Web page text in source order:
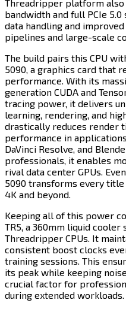
Threadripper platform
bandwidth and full PCIe
data handling and
pipelines and large-scale computational tasks.​​​​‌
The build pairs this CPU
5090, a graphics card that
performance. With its
generation CUDA and
tracing power, it delivers
learning, rendering, and
drastically reduces render
performance in
DaVinci Resolve, and
professionals, it enables
rival data center GPUs.
5090 transforms every
4K and beyond.​​​​‌ ‍ ​‍​‍‌‍ ‌ ​‍‌‍‍‌‌‍‌ ‌‍‍‌‌‍ ‍​‍​‍​ ‍‍​‍​‍‌ ​ ‌‍​‌‌‍ ‍‌‍‍‌‌ ‌​‌ ‍‌​‍ ‍‌‍‍‌‌‍ ​‍​‍​‍ ​​‍​‍‌‍‍​‌ ​‍‌‍‌‌‌‍‌‍​‍​‍​ ‍‍​‍​‍​‍ ‌‍​‌‌‍‌​‌‍ ‌‌‍‍‌‌‍ ‍​‍ ‌‍‍‌‌‍ ‍‌ ‌​‌‍‌‌‌‍ ‍‌ ‌​​‍ ‌‍‌‌‌‍‌​‌‍‍‌‌ ‌​​‍ ‌‍ ‌‌‍ ‌‍‌​‌‍‌‌​ ‌‌ ​​‌ ​‍‌‍‌‌‌ ​ ‌‍‌‌‌‍ ‍‌ ‌​‌‍​‌‌ ‌​‌‍‍‌‌‍ ‌‍ ‍​ ‍ ‌‍‍‌‌‍‌​​ ‌​ ‌ ​ ​ ‌‍‌‌​ ​ ​ ‌​‌‍‌‌​ ‌‍​ ‌‍​‍ ‌​ ‌‌​ ‌‌​ ‌ ​ ​​​‍ ‌​ ‌​​ ‌‍‌‍​ ‌‍​‍​‍ ‌‌‍​‍‌‍‌‍​ ‍​​ ‌ ​‍ ‌​ ​‍‌‍​ ​ ‌‌​ ‌​​ ‍‌​ ‌‌‌‍‌​​ ​ ​ ‌ ​ ‍​​ ‌‍​ ‌​​ ‍ ‌ ‌​‌ ‍‌‌ ​​‌‍‌‌​ ‌‌‍​‍‌ ‌‌‌‍‍‌‌‍ ​‌‍‌​​ ‍ ‌ ​​‌‍​‌‌ ‌​‌‍‍​​ ‌‌‍‍‌​ ​‌​ ‍​‌‍ ‍‌‌ ‌‍ ​‌‍ ‌‍ ‍‌‍‌ ‌‌ ‌‍‌​‌‍‌‌‌ ​ ‌‍​ ​‍‌‌​ ‌‌‌​​‍‌‌ ‌‍‍ ‌‍‌‌‌ ‍‌​‍‌‌​ ​ ‌​‌​​‍‌‌​ ​ ‌​‌​​‍‌‌​ ​‍​ ​‍‌‍‌‌‌‍ ‍​‍‌‌​ ​‍​ ​‍​‍‌‌​ ‌‌‌​‌​​‍ ‍‌ ‌‍‌‍​‌‌‍ ​‌ ‌‌‌‍‌‌​‍‌‌​ ‌‌‌​​‍‌‌ ‌‍‍ ‌‍‌‌‌ ‍‌​‍‌‌​ ​ ‌​‌​​‍‌‌​ ​ ‌​‌​​‍‌‌​ ​‍​ ​‍‌‍​‌​ ​‍​ ‌ ‌‍‌‍​ ‍‌​ ​‌‌‍‌‍‌‍‌‍​ ‌ ​ ‍​​ ​​​ ‍‌​‍‌‌​ ​‍​ ​‍​‍‌‌​ ‌‌‌​‌​​‍ ‍‌‍​ ‌‍‍​‌‍‍‌‌‍ ​‌‍‌​‌ ​‍‌‍‌‌‌‍ ‍​‍‌‌​ ‌‌‌​​‍‌‌ ‌‍‍ ‌‍‌‌‌ ‍‌​‍‌‌​ ​ ‌​‌​​‍‌‌​ ​ ‌​‌​​‍‌‌​ ​‍​ ​‍​ ‌‌‌‍‌‌​ ‌‌​ ​ ​ ‍​‌‍​ ​ ‍​‌‍​‌‌‍‌​‌‍‌​​ ​‌​ ‍‌​‍‌‌​ ​‍​ ​‍​‍‌‌​ ‌‌‌​‌​​‍ ‍‌ ‌​‌‍‌‌‌ ‍​‌ ‌​​ ‌‍​‍‌‍​‌‌ ​ ‌‍‌‌‌‌‌‌‌ ​‍‌‍ ​​ ‌​‍‌‌​ ​‍‌​‌‍‌‍​‌‌‍‌​‌‍ ‌‌‍‍‌‌‍ ‍​‍‌‍‌‍‍‌‌‍‌​​ ‌​ ‌ ​ ​ ‌‍‌‌​ ​ ​ ‌​‌‍‌‌​ ‌‍​ ‌‍​‍ ‌​ ‌‌​ ‌‌​ ‌ ​ ​​​‍ ‌​ ‌​​ ‌‍‌‍​ ‌‍​‍​‍ ‌‌‍​‍‌‍‌‍​ ‍​​ ‌ ​‍ ‌​ ​‍‌‍​ ​ ‌‌​ ‌​​ ‍‌​ ‌‌‌‍‌​​ ​ ​ ‌ ​ ‍​​ ‌‍​ ‌​​‍‌‍‌ ‌​‌ ‍‌‌ ​​‌‍‌‌​ ‌‌‍​‍‌ ‌‌‌‍‍‌‌‍ ​‌‍‌​​‍‌‍‌ ​​‌‍​‌‌ ‌​‌‍‍​​ ‌‌‍‍‌​ ​‌​ ‍​‌‍ ‍‌‌ ‌‍ ​‌‍ ‌‍ ‍‌‍‌ ‌‌ ‌‍‌​‌‍‌‌‌ ​ ‌‍​ ​‍‌‌​ ‌‌‌​​‍‌‌ ‌‍‍ ‌‍‌‌‌ ‍‌​‍‌‌​ ​ ‌​‌​​‍‌‌​ ​ ‌​‌​​‍‌‌​ ​‍​ ​‍‌‍‌‌‌‍ ‍​‍‌‌​ ​‍​ ​‍​‍‌‌​ ‌‌‌​‌​​‍ ‍‌ ‌‍‌‍​‌‌‍ ​‌ ‌‌‌‍‌‌​‍‌‌​ ‌‌‌​​‍‌‌ ‌‍‍ ‌‍‌‌‌ ‍‌​‍‌‌​ ​ ‌​‌​​‍‌‌​ ​ ‌​‌​​‍‌‌​ ​‍​ ​‍‌‍​‌​ ​‍​ ‌ ‌‍‌‍​ ‍‌​ ​‌‌‍‌‍‌‍‌‍​ ‌ ​ ‍​​ ​​​ ‍‌​‍‌‌​ ​‍​ ​‍​‍‌‌​ ‌‌‌​‌​​‍ ‍‌‍​ ‌‍‍​‌‍‍‌‌‍ ​‌‍‌​‌ ​‍‌‍‌‌‌‍ ‍​‍‌‌​ ‌‌‌​​‍‌‌ ‌‍‍ ‌‍‌‌‌ ‍‌​‍‌‌​ ​ ‌​‌​​‍‌‌​ ​ ‌​‌​​‍‌‌​ ​‍​ ​‍​ ‌‌‌‍‌‌​ ‌‌​ ​ ​ ‍​‌‍​ ​ ‍​‌‍​‌‌‍‌​‌‍‌​​ ​‌​ ‍‌​‍‌‌​ ​‍​ ​‍​‍‌‌​ ‌‌‌​‌​​‍ ‍‌ ‌​‌‍‌‌‌ ‍​‌ ‌​​‍‌‍‌ ​​‌‍‌‌‌ ​‍‌ ​ ‌ ​​‌‍‌‌‌‍​ ‌ ‌​‌‍‍‌‌ ‌‍‌‍‌‌​ ‌‌ ​​‌ ‌‌‌‍​‍‌‍ ​‌‍‍‌‌ ​ ‌‍‍​‌‍‌‌‌‍‌​​‍​‍‌ ‌
Keeping all of this power
TR5, a 360mm liquid
Threadripper CPUs. It
consistent boost clocks
training sessions. This
its peak while keeping
crucial factor for
during extended workloads.​​​​‌ ‍ ​‍​‍‌‍ ‌ ​‍‌‍‍‌‌‍‌ ‌‍‍‌‌‍ ‍​‍​‍​ ‍‍​‍​‍‌ ​ ‌‍​‌‌‍ ‍‌‍‍‌‌ ‌​‌ ‍‌​‍ ‍‌‍‍‌‌‍ ​‍​‍​‍ ​​‍​‍‌‍‍​‌ ​‍‌‍‌‌‌‍‌‍​‍​‍​ ‍‍​‍​‍​‍ ‌‍​‌‌‍‌​‌‍ ‌‌‍‍‌‌‍ ‍​‍ ‌‍‍‌‌‍ ‍‌ ‌​‌‍‌‌‌‍ ‍‌ ‌​​‍ ‌‍‌‌‌‍‌​‌‍‍‌‌ ‌​​‍ ‌‍ ‌‌‍ ‌‍‌​‌‍‌‌​ ‌‌ ​​‌ ​‍‌‍‌‌‌ ​ ‌‍‌‌‌‍ ‍‌ ‌​‌‍​‌‌ ‌​‌‍‍‌‌‍ ‌‍ ‍​ ‍ ‌‍‍‌‌‍‌​​ ‌​ ‌ ​ ​ ‌‍‌‌​ ​ ​ ‌​‌‍‌‌​ ‌‍​ ‌‍​‍ ‌​ ‌‌​ ‌‌​ ‌ ​ ​​​‍ ‌​ ‌​​ ‌‍‌‍​ ‌‍​‍​‍ ‌‌‍​‍‌‍‌‍​ ‍​​ ‌ ​‍ ‌​ ​‍‌‍​ ​ ‌‌​ ‌​​ ‍‌​ ‌‌‌‍‌​​ ​ ​ ‌ ​ ‍​​ ‌‍​ ‌​​ ‍ ‌ ‌​‌ ‍‌‌ ​​‌‍‌‌​ ‌‌‍​‍‌ ‌‌‌‍‍‌‌‍ ​‌‍‌​​ ‍ ‌ ​​‌‍​‌‌ ‌​‌‍‍​​ ‌‌‍‍‌​ ​‌​ ‍​‌‍ ‍‌‌ ‌‍ ​‌‍ ‌‍ ‍‌‍‌ ‌‌ ‌‍‌​‌‍‌‌‌ ​ ‌‍​ ​‍‌‌​ ‌‌‌​​‍‌‌ ‌‍‍ ‌‍‌‌‌ ‍‌​‍‌‌​ ​ ‌​‌​​‍‌‌​ ​ ‌​‌​​‍‌‌​ ​‍​ ​‍‌‍‌‌‌‍ ‍​‍‌‌​ ​‍​ ​‍​‍‌‌​ ‌‌‌​‌​​‍ ‍‌ ‌‍‌‍​‌‌‍ ​‌ ‌‌‌‍‌‌​‍‌‌​ ‌‌‌​​‍‌‌ ‌‍‍ ‌‍‌‌‌ ‍‌​‍‌‌​ ​ ‌​‌​​‍‌‌​ ​ ‌​‌​​‍‌‌​ ​‍​ ​‍​ ‌​​ ‌‍‌‍​‌​ ​‌​ ‌​‌‍‌‌​ ​‌‌‍‌​​ ​‌​ ‌ ‌‍‌‌​ ‌‌​‍‌‌​ ​‍​ ​‍​‍‌‌​ ‌‌‌​‌​​‍ ‍‌‍​ ‌‍‍​‌‍‍‌‌‍ ​‌‍‌​‌ ​‍‌‍‌‌‌‍ ‍​‍‌‌​ ‌‌‌​​‍‌‌ ‌‍‍ ‌‍‌‌‌ ‍‌​‍‌‌​ ​ ‌​‌​​‍‌‌​ ​ ‌​‌​​‍‌‌​ ​‍​ ​‍​ ‌‌​ ‌​‌‍​‍‌‍​‌​ ‌ ​ ‍‌​ ​ ​ ​ ‌‍‌​​ ‍‌​ ‌​​ ​​​‍‌‌​ ​‍​ ​‍​‍‌‌​ ‌‌‌​‌​​‍ ‍‌ ‌​‌‍‌‌‌ ‍​‌ ‌​​ ‌‍​‍‌‍​‌‌ ​ ‌‍‌‌‌‌‌‌‌ ​‍‌‍ ​​ ‌​‍‌‌​ ​‍‌​‌‍‌‍​‌‌‍‌​‌‍ ‌‌‍‍‌‌‍ ‍​‍‌‍‌‍‍‌‌‍‌​​ ‌​ ‌ ​ ​ ‌‍‌‌​ ​ ​ ‌​‌‍‌‌​ ‌‍​ ‌‍​‍ ‌​ ‌‌​ ‌‌​ ‌ ​ ​​​‍ ‌​ ‌​​ ‌‍‌‍​ ‌‍​‍​‍ ‌‌‍​‍‌‍‌‍​ ‍​​ ‌ ​‍ ‌​ ​‍‌‍​ ​ ‌‌​ ‌​​ ‍‌​ ‌‌‌‍‌​​ ​ ​ ‌ ​ ‍​​ ‌‍​ ‌​​‍‌‍‌ ‌​‌ ‍‌‌ ​​‌‍‌‌​ ‌‌‍​‍‌ ‌‌‌‍‍‌‌‍ ​‌‍‌​​‍‌‍‌ ​​‌‍​‌‌ ‌​‌‍‍​​ ‌‌‍‍‌​ ​‌​ ‍​‌‍ ‍‌‌ ‌‍ ​‌‍ ‌‍ ‍‌‍‌ ‌‌ ‌‍‌​‌‍‌‌‌ ​ ‌‍​ ​‍‌‌​ ‌‌‌​​‍‌‌ ‌‍‍ ‌‍‌‌‌ ‍‌​‍‌‌​ ​ ‌​‌​​‍‌‌​ ​ ‌​‌​​‍‌‌​ ​‍​ ​‍‌‍‌‌‌‍ ‍​‍‌‌​ ​‍​ ​‍​‍‌‌​ ‌‌‌​‌​​‍ ‍‌ ‌‍‌‍​‌‌‍ ​‌ ‌‌‌‍‌‌​‍‌‌​ ‌‌‌​​‍‌‌ ‌‍‍ ‌‍‌‌‌ ‍‌​‍‌‌​ ​ ‌​‌​​‍‌‌​ ​ ‌​‌​​‍‌‌​ ​‍​ ​‍​ ‌​​ ‌‍‌‍​‌​ ​‌​ ‌​‌‍‌‌​ ​‌‌‍‌​​ ​‌​ ‌ ‌‍‌‌​ ‌‌​‍‌‌​ ​‍​ ​‍​‍‌‌​ ‌‌‌​‌​​‍ ‍‌‍​ ‌‍‍​‌‍‍‌‌‍ ​‌‍‌​‌ ​‍‌‍‌‌‌‍ ‍​‍‌‌​ ‌‌‌​​‍‌‌ ‌‍‍ ‌‍‌‌‌ ‍‌​‍‌‌​ ​ ‌​‌​​‍‌‌​ ​ ‌​‌​​‍‌‌​ ​‍​ ​‍​ ‌‌​ ‌​‌‍​‍‌‍​‌​ ‌ ​ ‍‌​ ​ ​ ​ ‌‍‌​​ ‍‌​ ‌​​ ​​​‍‌‌​ ​‍​ ​‍​‍‌‌​ ‌‌‌​‌​​‍ ‍‌ ‌​‌‍‌‌‌ ‍​‌ ‌​​‍‌‍‌ ​​‌‍‌‌‌ ​‍‌ ​ ‌ ​​‌‍‌‌‌‍​ ‌ ‌​‌‍‍‌‌ ‌‍‌‍‌‌​ ‌‌ ​​‌ ‌‌‌‍​‍‌‍ ​‌‍‍‌‌ ​ ‌‍‍​‌‍‌‌‌‍‌​​‍​‍‌ ‌